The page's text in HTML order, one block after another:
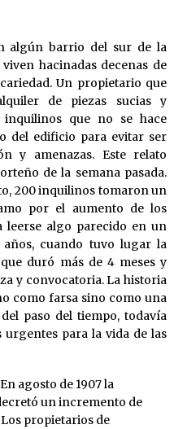
algún barrio del sur de la
hacinadas decenas de
Un propietario que
de piezas sucias y
inquilinos que no se hace
del edificio para evitar ser
y amenazas. Este relato
de la semana pasada.
200 inquilinos tomaron un
por el aumento de los
leerse algo parecido en un
cuando tuvo lugar la
duró más de 4 meses y
y convocatoria. La historia
como farsa sino como una
paso del tiempo, todavía
urgentes para la vida de las
agosto de 1907 la
un incremento de
propietarios de